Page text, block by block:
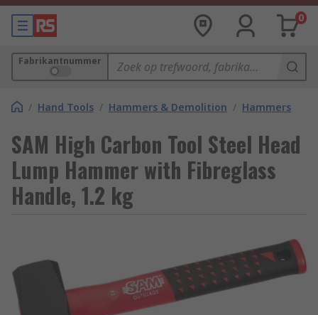
0
Fabrikantnummer
/ Hand Tools / Hammers & Demolition / Hammers
SAM High Carbon Tool Steel Head
Lump Hammer with Fibreglass
Handle, 1.2 kg